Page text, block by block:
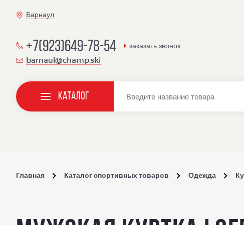
Барнаул
+7(923)649-78-54 заказать звонок
barnaul@champ.ski
Каталог
Главная Каталог спортивных товаров Одежда